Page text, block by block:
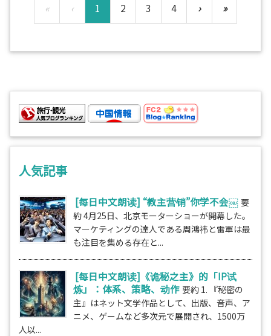
« ‹ 1 2 3 4 › »
人気記事
[每日中文朗读] “教主营销”你学不会￼ 要
約 4月25日、北京モーターショーが開幕した。
マーケティングの達人である周鴻祎と雷軍は最
も注目を集める存在と...
[每日中文朗读]《诡秘之主》的「IP试
炼」：体系、策略、动作 要約 1. 『秘密の
主』はネット文学作品として、出版、音声、ア
ニメ、ゲームなど多次元で展開され、1500万
人以...